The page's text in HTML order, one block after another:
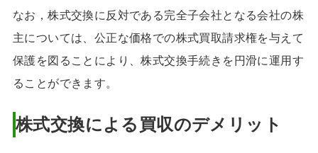
なお，株式交換に反対である完全子会社となる会社の株
主については、公正な価格での株式買取請求権を与えて
保護を図ることにより、株式交換手続きを円滑に運用す
ることができます。
株式交換による買収のデメリット